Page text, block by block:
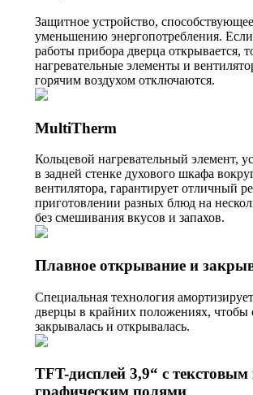
Защитное устройство, способствующее
уменьшению энергопотребления.
работы прибора дверца открывается,
нагревательные элементы и
горячим воздухом отключаются.
MultiTherm
Кольцевой нагревательный элемент,
в задней стенке духового шкафа
вентилятора, гарантирует отличный
приготовлении разных блюд на
без смешивания вкусов и запахов.
Плавное открывание и
Специальная технология
дверцы в крайних положениях, чтобы
закрывалась и открывалась.
TFT-дисплей 3,9“ с текстовым